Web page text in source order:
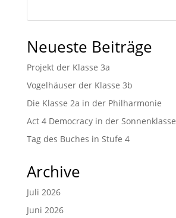
Neueste Beiträge
Projekt der Klasse 3a
Vogelhäuser der Klasse 3b
Die Klasse 2a in der Philharmonie
Act 4 Democracy in der Sonnenklasse
Tag des Buches in Stufe 4
Archive
Juli 2026
Juni 2026